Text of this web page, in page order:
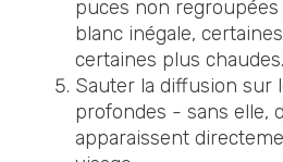
puces non
blanc inégale,
certaines plus chaudes.
Sauter la diffusion sur
profondes - sans elle,
apparaissent